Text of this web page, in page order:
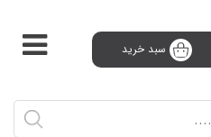
سبد خرید
و فروش 24 ساعته